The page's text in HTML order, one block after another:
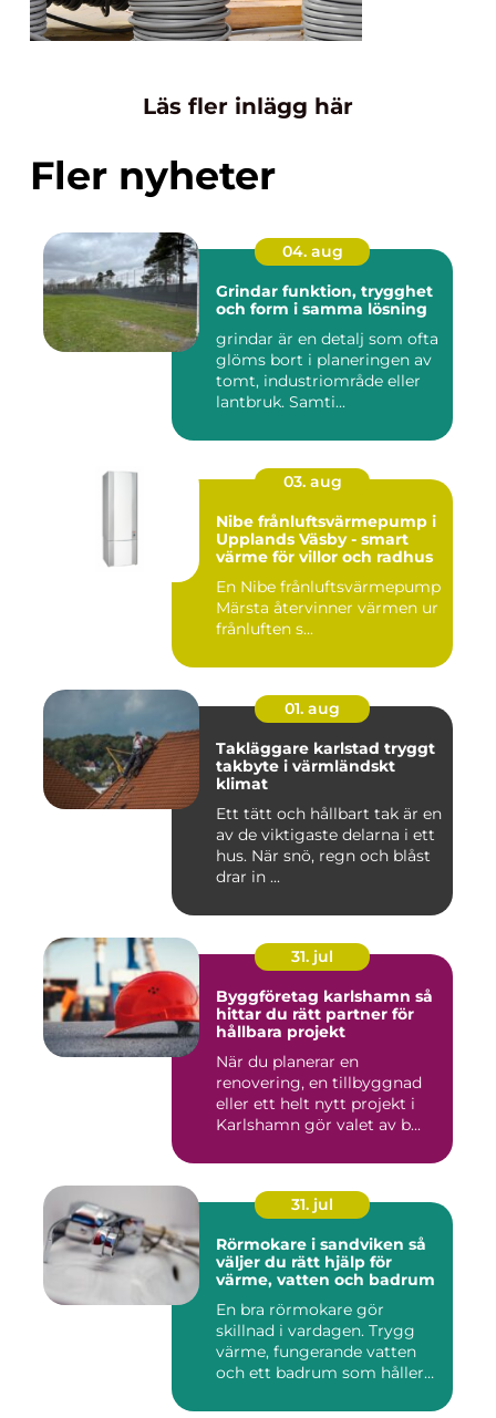
Läs fler inlägg här
Fler nyheter
04. aug
Grindar funktion, trygghet
och form i samma lösning
grindar är en detalj som ofta
glöms bort i planeringen av
tomt, industriområde eller
lantbruk. Samti...
03. aug
Nibe frånluftsvärmepump i
Upplands Väsby - smart
värme för villor och radhus
En Nibe frånluftsvärmepump
Märsta återvinner värmen ur
frånluften s...
01. aug
Takläggare karlstad tryggt
takbyte i värmländskt
klimat
Ett tätt och hållbart tak är en
av de viktigaste delarna i ett
hus. När snö, regn och blåst
drar in ...
31. jul
Byggföretag karlshamn så
hittar du rätt partner för
hållbara projekt
När du planerar en
renovering, en tillbyggnad
eller ett helt nytt projekt i
Karlshamn gör valet av b...
31. jul
Rörmokare i sandviken så
väljer du rätt hjälp för
värme, vatten och badrum
En bra rörmokare gör
skillnad i vardagen. Trygg
värme, fungerande vatten
och ett badrum som håller